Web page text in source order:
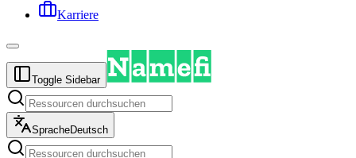
Karriere
Toggle Sidebar
SpracheDeutsch